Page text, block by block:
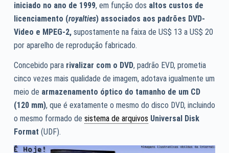
iniciado no ano de 1999, em função dos altos custos de
licenciamento (royalties) associados aos padrões DVD-
Video e MPEG-2,supostamente na faixa de US$ 13 a US$ 20
por aparelho de reprodução fabricado.
Concebido para rivalizar com o DVD, padrão EVD, prometia
cinco vezes mais qualidade de imagem, adotava igualmente um
meio de armazenamento óptico do tamanho de um CD
(120 mm), que é exatamente o mesmo do disco DVD, incluindo
o mesmo formado de sistema de arquivos Universal Disk
Format (UDF).